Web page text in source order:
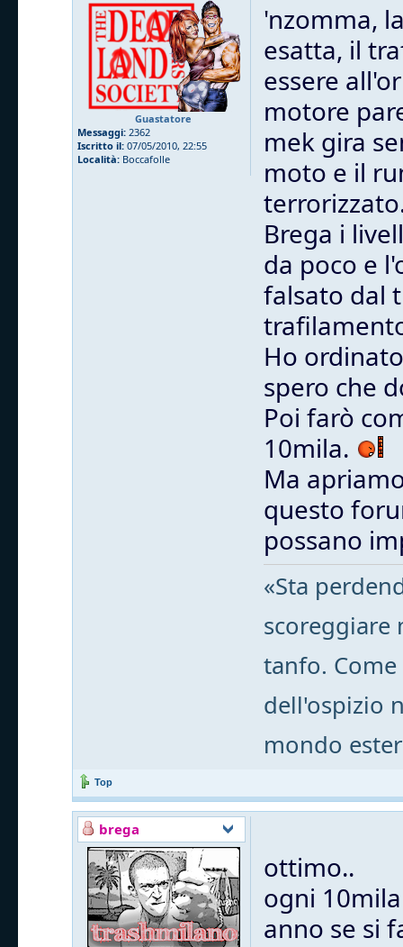
Guastatore
Messaggi: 2362
Iscritto il: 07/05/2010, 22:55
Località: Boccafolle
'nzomma,
esatta, il
essere
motore
mek gira
moto e il
Brega i
da poco e
falsato dal
Ho
spero che
Poi farò
10mila.
Ma
questo
possano
«Sta
tanfo.
dell'ospizio
mondo
Top
brega
ottimo..
ogni
anno se si